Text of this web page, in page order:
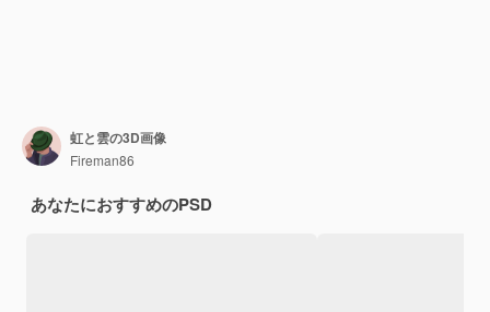
虹と雲の3D画像
Fireman86
あなたにおすすめのPSD